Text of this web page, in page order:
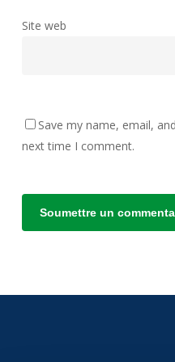
Site web
Save my name, email,
next time I comment.